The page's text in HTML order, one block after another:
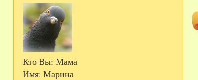
Кто Вы: Мама
Имя: Марина